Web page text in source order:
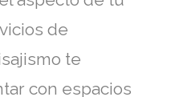
de
te
con espacios